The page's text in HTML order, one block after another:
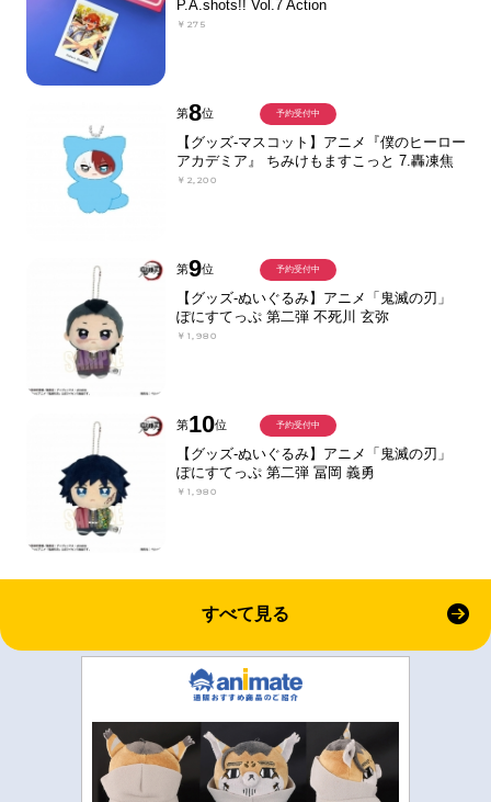
P.A.shots!! Vol.7 Action
￥275
第8位
【グッズ-マスコット】アニメ『僕のヒーロー
アカデミア』 ちみけもますこっと 7.轟凍焦
￥2,200
予約受付中
第9位
【グッズ-ぬいぐるみ】アニメ「鬼滅の刃」
ぽにすてっぷ 第二弾 不死川 玄弥
￥1,980
予約受付中
第10位
【グッズ-ぬいぐるみ】アニメ「鬼滅の刃」
ぽにすてっぷ 第二弾 冨岡 義勇
￥1,980
予約受付中
すべて見る